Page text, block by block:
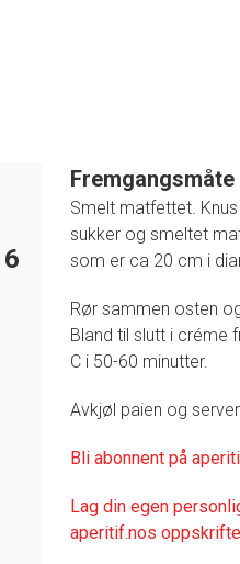
6
Fremgangsmåte
Smelt matfettet.
sukker og smeltet
som er ca 20 cm i
Rør sammen osten
Bland til slutt i créme
C i 50-60 minutter.
Avkjøl paien og
Bli abonnent på
Lag din egen
aperitif.nos